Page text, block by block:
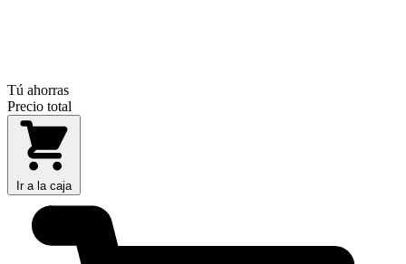
Tú ahorras
Precio total
Ir a la caja